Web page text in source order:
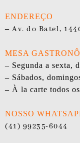
ENDEREÇO
– Av. do Batel,
MESA
– Segunda a sexta,
– Sábados,
– À la carte todos
NOSSO
(41) 99235-6044